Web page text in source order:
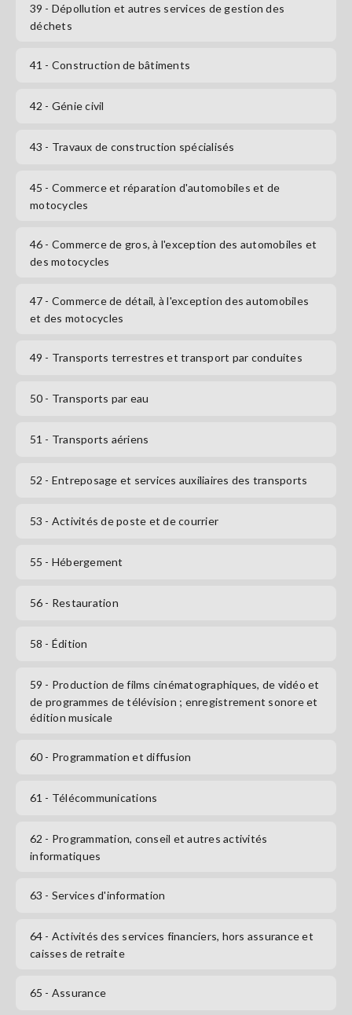
39 - Dépollution et autres services de gestion des
déchets
41 - Construction de bâtiments
42 - Génie civil
43 - Travaux de construction spécialisés
45 - Commerce et réparation d'automobiles et de
motocycles
46 - Commerce de gros, à l'exception des automobiles et
des motocycles
47 - Commerce de détail, à l'exception des automobiles
et des motocycles
49 - Transports terrestres et transport par conduites
50 - Transports par eau
51 - Transports aériens
52 - Entreposage et services auxiliaires des transports
53 - Activités de poste et de courrier
55 - Hébergement
56 - Restauration
58 - Édition
59 - Production de films cinématographiques, de vidéo et
de programmes de télévision ; enregistrement sonore et
édition musicale
60 - Programmation et diffusion
61 - Télécommunications
62 - Programmation, conseil et autres activités
informatiques
63 - Services d'information
64 - Activités des services financiers, hors assurance et
caisses de retraite
65 - Assurance